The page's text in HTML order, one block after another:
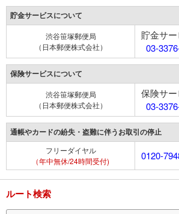
貯金サービスについて
渋谷笹塚郵便局
（日本郵便株式会社）
貯金サ
03-
保険サービスについて
渋谷笹塚郵便局
（日本郵便株式会社）
保険サー
03-
通帳やカードの紛失・盗難に伴うお取引の停止
フリーダイヤル
（年中無休/24時間受付)
0120-
ルート検索